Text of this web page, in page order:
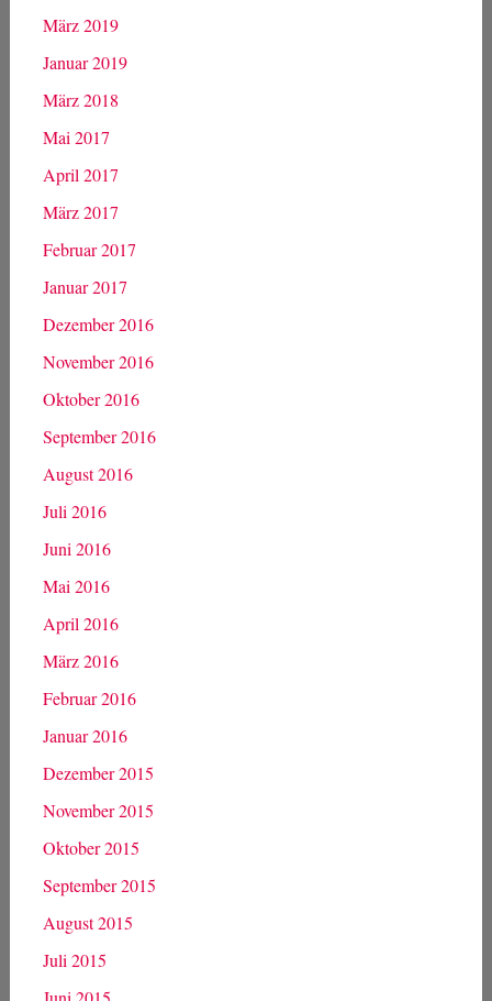
März 2019
Januar 2019
März 2018
Mai 2017
April 2017
März 2017
Februar 2017
Januar 2017
Dezember 2016
November 2016
Oktober 2016
September 2016
August 2016
Juli 2016
Juni 2016
Mai 2016
April 2016
März 2016
Februar 2016
Januar 2016
Dezember 2015
November 2015
Oktober 2015
September 2015
August 2015
Juli 2015